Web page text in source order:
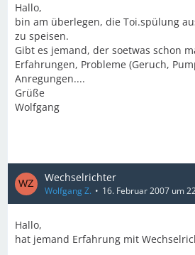
Hallo,
bin am überlegen, die Toi.spülung
zu speisen.
Gibt es jemand, der soetwas schon
Erfahrungen, Probleme (Geruch,
Anregungen....
Grüße
Wolfgang
Wechselrichter
Wolfgang Z. 16. Februar 2007 um
Hallo,
hat jemand Erfahrung mit